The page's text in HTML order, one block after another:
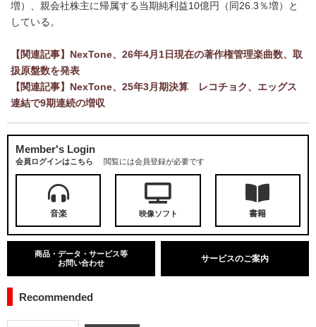
増）、親会社株主に帰属する当期純利益10億円（同26.3％増）と
している。
【関連記事】NexTone、26年4月1日現在の著作権管理楽曲数、取
扱原盤数を発表
【関連記事】NexTone、25年3月期決算 レコチョク、エッグス
連結で9期連続の増収
Member's Login
会員ログインはこちら 閲覧には会員登録が必要です
音楽 映像ソフト 書籍
商品・データ・サービス等
お問い合わせ
サービスのご案内
Recommended